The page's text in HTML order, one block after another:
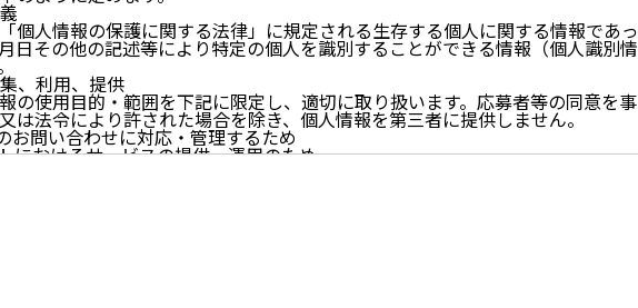
個人情報の保護に関する法律」に規定される生存する個人に関する情報であっ
日その他の記述等により特定の個人を識別することができる情報（個人識別情
、利用、提供
の使用目的・範囲を下記に限定し、適切に取り扱います。応募者等の同意を事
は法令により許された場合を除き、個人情報を第三者に提供しません。
お問い合わせに対応・管理するため
におけるサービスの提供・運用のため
など必要に応じたご連絡のため
付随する目的